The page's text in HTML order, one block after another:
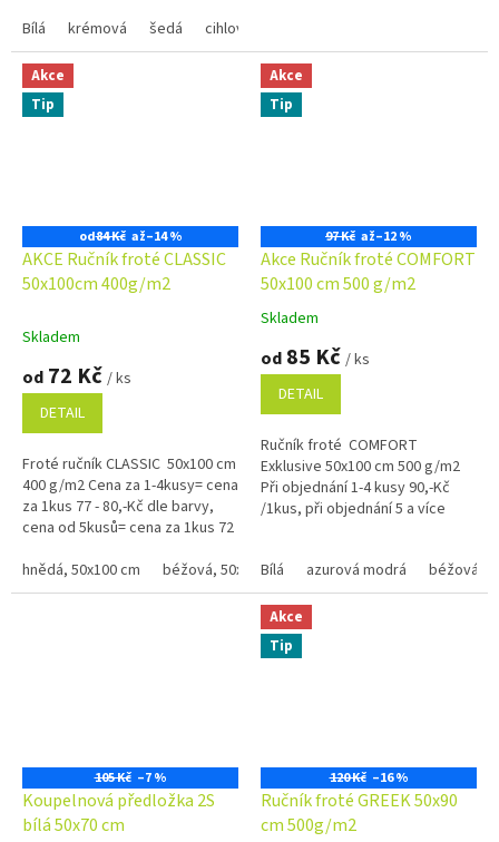
program se slevami...
Bílá krémová šedá cihlová
Akce
Tip
od84 Kč až–14 %
AKCE Ručník froté CLASSIC
50x100cm 400g/m2
Skladem
od 72 Kč / ks
DETAIL
Froté ručník CLASSIC 50x100 cm
400 g/m2 Cena za 1-4kusy= cena
za 1kus 77 - 80,-Kč dle barvy,
cena od 5kusů= cena za 1kus 72
béžová a...
hnědá, 50x100 cm béžová, 50x100 xm černá, 50x100 cm
Akce
Tip
97 Kč až–12 %
Akce Ručník froté COMFORT
50x100 cm 500 g/m2
Průměrné
produktu
5,0
5
hvězdiček.
Skladem
od 85 Kč / ks
DETAIL
Ručník froté COMFORT
Exklusive 50x100 cm 500 g/m2
Při objednání 1-4 kusy 90,-Kč
/1kus, při objednání 5 a více
Bílá
azurová modrá béžová
105 Kč –7 %
Koupelnová předložka 2S
bílá 50x70 cm
Akce
Tip
120 Kč –16 %
Ručník froté GREEK 50x90
cm 500g/m2